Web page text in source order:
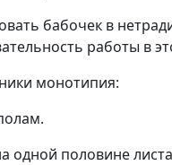
бабочек в
работы в
монотипия:
одной половине